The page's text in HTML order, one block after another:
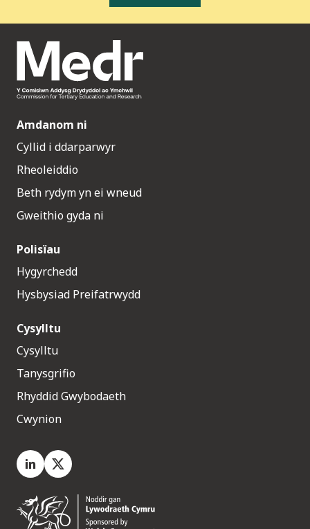
Amdanom ni
Cyllid i ddarparwyr
Rheoleiddio
Beth rydym yn ei wneud
Gweithio gyda ni
Polisïau
Hygyrchedd
Hysbysiad Preifatrwydd
Cysylltu
Cysylltu
Tanysgrifio
Rhyddid Gwybodaeth
Cwynion
LinkedIn
X.com